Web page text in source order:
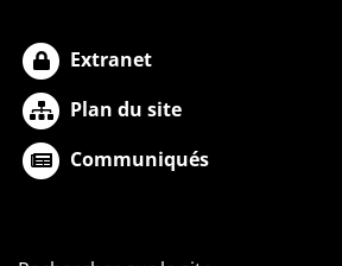
Extranet
Plan du site
Communiqués